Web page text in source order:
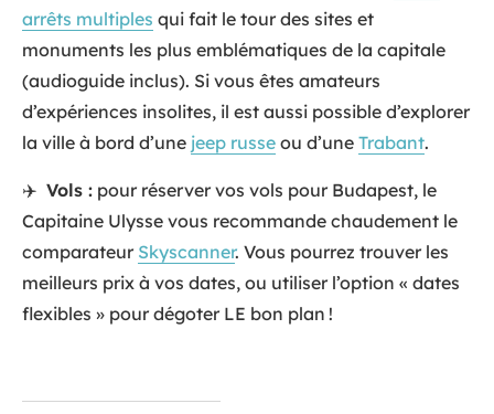
arrêts multiples qui fait le tour des sites et
monuments les plus emblématiques de la capitale
(audioguide inclus). Si vous êtes amateurs
d’expériences insolites, il est aussi possible d’explorer
la ville à bord d’une jeep russe ou d’une Trabant.
✈️ Vols : pour réserver vos vols pour Budapest, le
Capitaine Ulysse vous recommande chaudement le
comparateur Skyscanner. Vous pourrez trouver les
meilleurs prix à vos dates, ou utiliser l’option « dates
flexibles » pour dégoter LE bon plan !